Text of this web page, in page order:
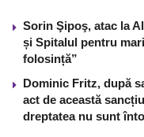
Sorin Şipoş, atac la
și Spitalul pentru
folosință”
Dominic Fritz, după
act de această
dreptatea nu sunt